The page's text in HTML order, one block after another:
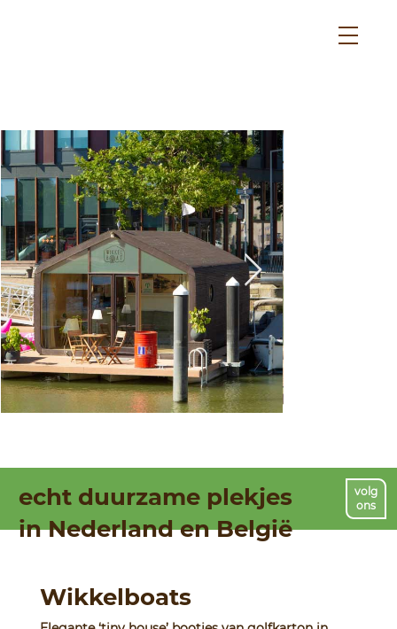
duurzaam en
energieneutraal
overnachten
in eigen land
Wikkelboats
echt duurzame plekjes
in Nederland en België
volg
ons